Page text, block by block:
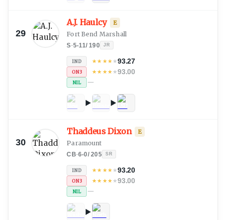
29
A.J. Haulcy E
Fort Bend Marshall
S·5-11/ 190 JR
IND ★★ ★★★93.27
ON3 ★★ ★★★93.00
NIL —
30
Thaddeus Dixon E
Paramount
CB·6-0/205 SR
IND ★★ ★★★93.20
ON3 ★★ ★★★93.00
NIL —